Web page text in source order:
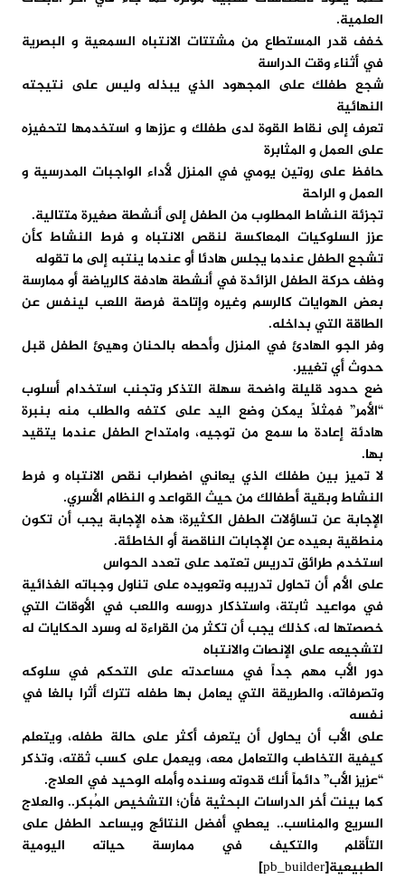
العلمية.
خفف قدر المستطاع من مشتتات الانتباه السمعية و البصرية
في أثناء وقت الدراسة
شجع طفلك على المجهود الذي يبذله وليس على نتيجته
النهائية
تعرف إلى نقاط القوة لدى طفلك و عززها و استخدمها لتحفيزه
على العمل و المثابرة
حافظ على روتين يومي في المنزل لأداء الواجبات المدرسية و
العمل و الراحة
تجزئة النشاط المطلوب من الطفل إلى أنشطة صغيرة متتالية.
عزز السلوكيات المعاكسة لنقص الانتباه و فرط النشاط كأن
تشجع الطفل عندما يجلس هادئا أو عندما ينتبه إلى ما تقوله
وظف حركة الطفل الزائدة في أنشطة هادفة كالرياضة أو ممارسة
بعض الهوايات كالرسم وغيره وإتاحة فرصة اللعب لينفس عن
الطاقة التي بداخله.
وفر الجو الهادئ في المنزل وأحطه بالحنان وهيئ الطفل قبل
حدوث أي تغيير.
ضع حدود قليلة واضحة سهلة التذكر وتجنب استخدام أسلوب
“الأمر” فمثلاً يمكن وضع اليد على كتفه والطلب منه بنبرة
هادئة إعادة ما سمع من توجيه، وامتداح الطفل عندما يتقيد
بها.
لا تميز بين طفلك الذي يعاني اضطراب نقص الانتباه و فرط
النشاط وبقية أطفالك من حيث القواعد و النظام الأسري.
الإجابة عن تساؤلات الطفل الكثيرة؛ هذه الإجابة يجب أن تكون
منطقية بعيده عن الإجابات الناقصة أو الخاطئة.
استخدم طرائق تدريس تعتمد على تعدد الحواس
على الأم أن تحاول تدريبه وتعويده على تناول وجباته الغذائية
في مواعيد ثابتة، واستذكار دروسه واللعب في الأوقات التي
خصصتها له، كذلك يجب أن تكثر من القراءة له وسرد الحكايات له
لتشجيعه على الإنصات والانتباه
دور الأب مهم جداً في مساعدته على التحكم في سلوكه
وتصرفاته، والطريقة التي يعامل بها طفله تترك أثرا بالغا في
نفسه
على الأب أن يحاول أن يتعرف أكثر على حالة طفله، ويتعلم
كيفية التخاطب والتعامل معه، ويعمل على كسب ثقته، وتذكر
“عزيز الأب” دائماً أنك قدوته وسنده وأمله الوحيد في العلاج.
كما بينت أخر الدراسات البحثية فأن؛ التشخيص المُبكر.. والعلاج
السريع والمناسب.. يعطي أفضل النتائج ويساعد الطفل على
التأقلم والتكيف في ممارسة حياته اليومية
الطبيعية[pb_builder]